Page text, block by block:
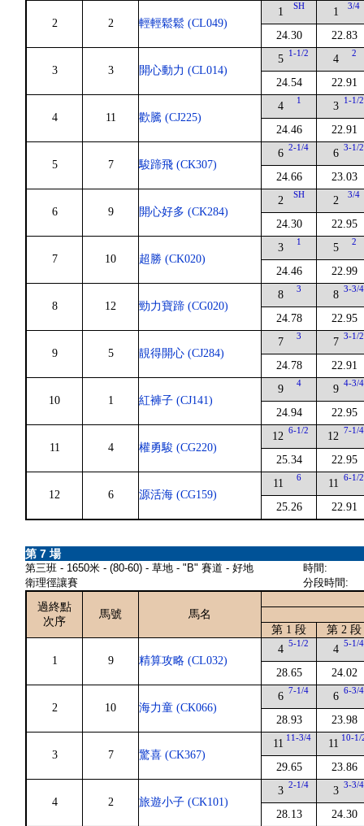
2 2 輕輕鬆鬆 (CL049)
1 SH
24.30
1 3/4
22.83
3 3 開心動力 (CL014)
5 1-1/2
24.54
4 2
22.91
4 11 歡騰 (CJ225)
4 1
24.46
3 1-1/2
22.91
5 7 駿蹄飛 (CK307)
6 2-1/4
24.66
6 3-1/2
23.03
6 9 開心好多 (CK284)
2 SH
24.30
2 3/4
22.95
7 10 超勝 (CK020)
3 1
24.46
5 2
22.99
8 12 勁力寶蹄 (CG020)
8 3
24.78
8 3-3/4
22.95
9 5 靚得開心 (CJ284)
7 3
24.78
7 3-1/2
22.91
10 1 紅褲子 (CJ141)
9 4
24.94
9 4-3/4
22.95
11 4 權勇駿 (CG220)
12 6-1/2
25.34
12 7-1/4
22.95
12 6 源活海 (CG159)
11 6
25.26
11 6-1/2
22.91
第 7 場
第三班 - 1650米 - (80-60) - 草地 - "B" 賽道 - 好地
衛理徑讓賽
時間:
分段時間:
過終點
次序
馬號
馬名
第 1 段
第 2 段
1 9 精算攻略 (CL032)
4 5-1/2
28.65
4 5-1/4
24.02
2 10 海力童 (CK066)
6 7-1/4
28.93
6 6-3/4
23.98
3 7 驚喜 (CK367)
11 11-3/4
29.65
11 10-1/
23.86
4 2 旅遊小子 (CK101)
3 2-1/4
28.13
3 3-3/4
24.30